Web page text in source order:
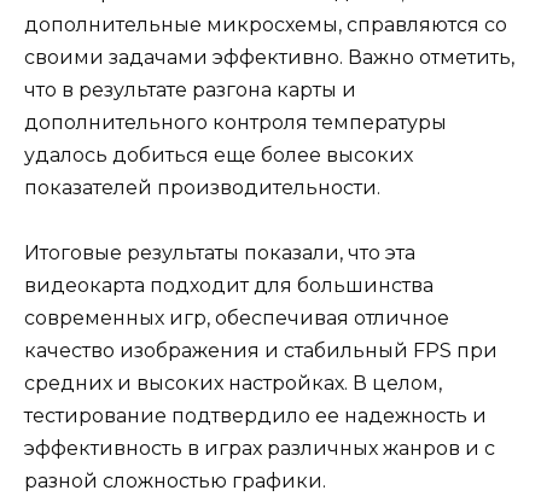
дополнительные микросхемы, справляются со
своими задачами эффективно. Важно отметить,
что в результате разгона карты и
дополнительного контроля температуры
удалось добиться еще более высоких
показателей производительности.
Итоговые результаты показали, что эта
видеокарта подходит для большинства
современных игр, обеспечивая отличное
качество изображения и стабильный FPS при
средних и высоких настройках. В целом,
тестирование подтвердило ее надежность и
эффективность в играх различных жанров и с
разной сложностью графики.